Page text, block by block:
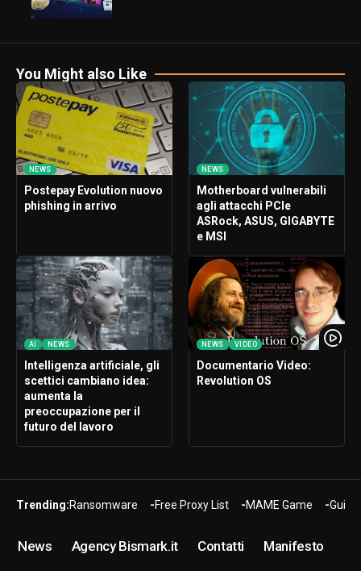
You Might also Like
NEWS
Postepay Evolution nuovo
phishing in arrivo
NEWS
Motherboard vulnerabili
agli attacchi PCIe
ASRock, ASUS, GIGABYTE
e MSI
AI NEWS
Intelligenza artificiale, gli
scettici cambiano idea:
aumenta la
preoccupazione per il
futuro del lavoro
NEWS VIDEO
Documentario Video:
Revolution OS
Trending:Ransomware Free Proxy List MAME Game Guide
News Agency Bismark.it Contatti Manifesto